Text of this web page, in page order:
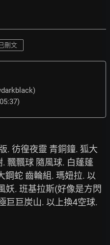
刪文
. 彷徨夜靈 青銅鐘. 狐大
飄飄球 隨風球. 白蓬蓬
鋼蛇 齒輪組. 瑪妞拉. 以
妖. 班基拉斯(好像是方閃
巨巨炭山. 以上換4空球.